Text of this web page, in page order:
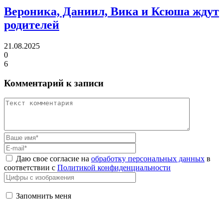
Вероника, Даниил, Вика и Ксюша ждут
родителей
21.08.2025
0
6
Комментарий к записи
Даю свое согласие на обработку персональных данных в
соответствии с Политикой конфиденциальности
Запомнить меня